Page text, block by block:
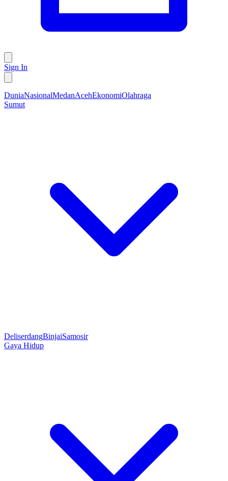
Sign In
DuniaNasionalMedanAcehEkonomiOlahraga
Sumut
DeliserdangBinjaiSamosir
Gaya Hidup